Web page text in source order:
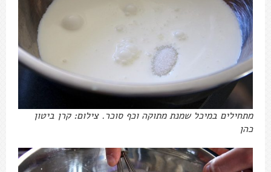
מתחילים במיכל שמנת מתוקה וכף סוכר. צילום: קרן ביטון
כהן